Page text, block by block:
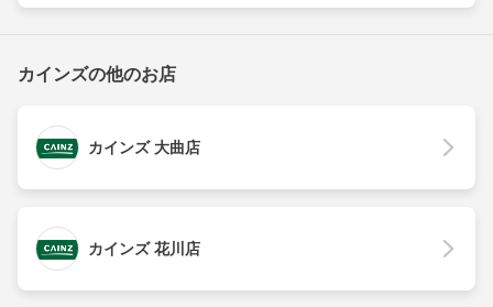
カインズの他のお店
カインズ 大曲店
カインズ 花川店